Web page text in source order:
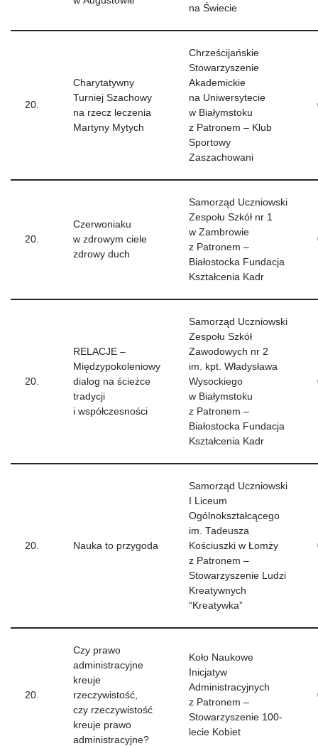
na Świecie
20.
Charytatywny
Turniej Szachowy
na rzecz leczenia
Martyny Mytych
Chrześcijańskie
Stowarzyszenie
Akademickie
na Uniwersytecie
w Białymstoku
z Patronem – Klub
Sportowy
Zaszachowani
20.
Czerwoniaku
w zdrowym ciele
zdrowy duch
Samorząd Uczniowski
Zespołu Szkół nr 1
w Zambrowie
z Patronem –
Białostocka Fundacja
Kształcenia Kadr
20.
RELACJE –
Międzypokoleniowy
dialog na ścieżce
tradycji
i współczesności
Samorząd Uczniowski
Zespołu Szkół
Zawodowych nr 2
im. kpt. Władysława
Wysockiego
w Białymstoku
z Patronem –
Białostocka Fundacja
Kształcenia Kadr
20. Nauka to przygoda
Samorząd Uczniowski
I Liceum
Ogólnokształcącego
im. Tadeusza
Kościuszki w Łomży
z Patronem –
Stowarzyszenie Ludzi
Kreatywnych
“Kreatywka”
20.
Czy prawo
administracyjne
kreuje
rzeczywistość,
czy rzeczywistość
kreuje prawo
administracyjne?
Koło Naukowe
Inicjatyw
Administracyjnych
z Patronem –
Stowarzyszenie 100-
lecie Kobiet